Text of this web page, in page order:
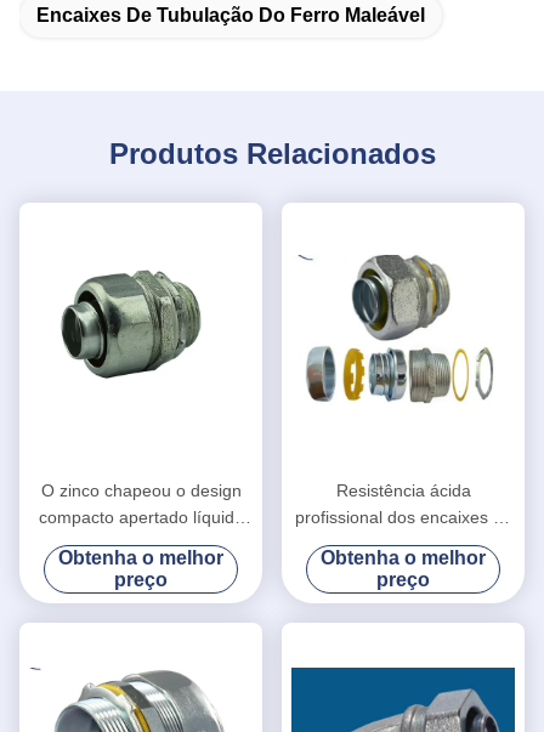
Encaixes De Tubulação Do Ferro Maleável
Produtos Relacionados
O zinco chapeou o design
compacto apertado líquido
do conector dos encaixes 2
do ferro maleável
Obtenha o melhor
preço
Resistência ácida
profissional dos encaixes do
ferro maleável/de encaixes
de tubulação ferro maleável
Obtenha o melhor
preço